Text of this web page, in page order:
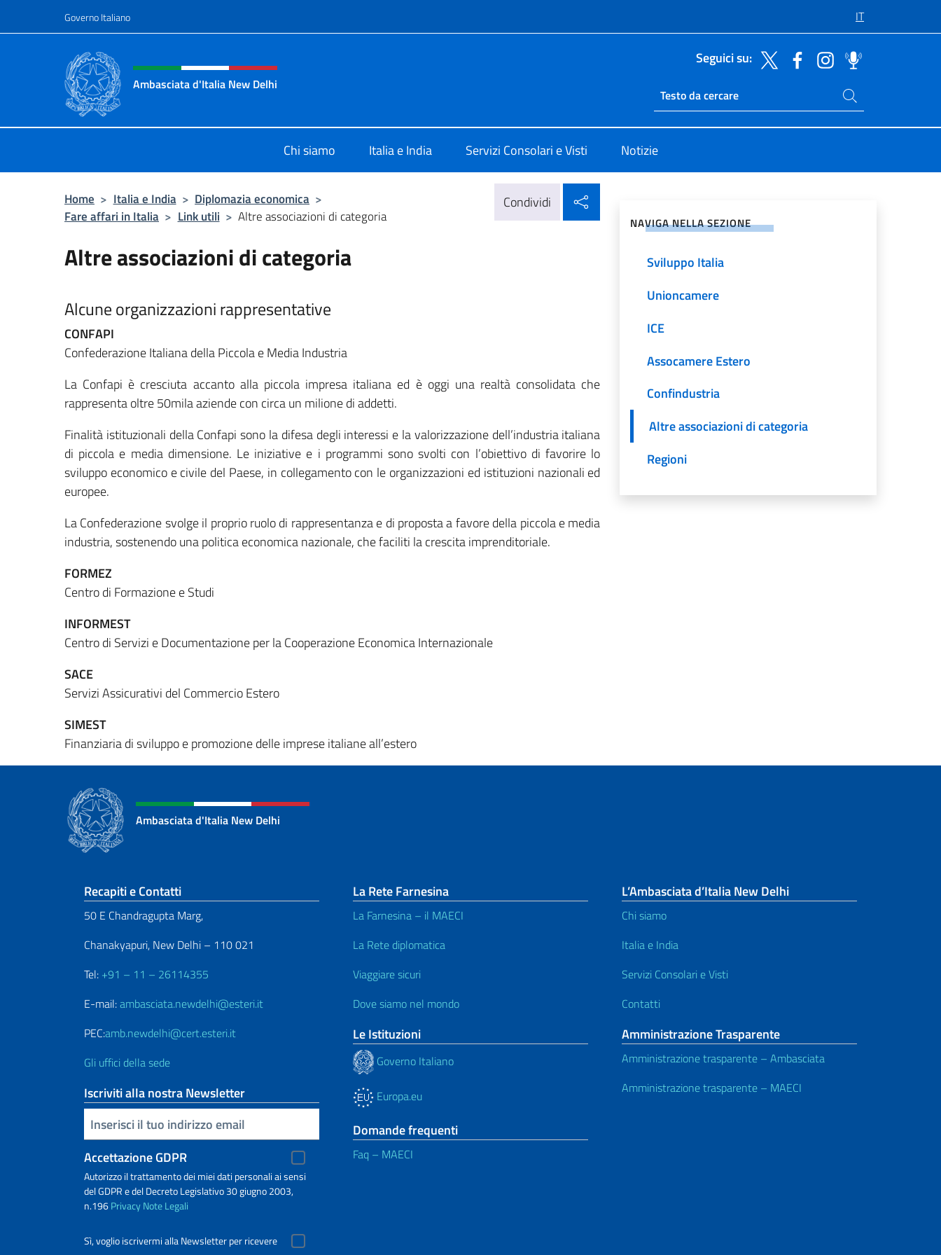
Governo Italiano IT
Intestazione sito, social e menù
Ambasciata d'Italia New Delhi
Seguici su:
Ricerca sito live
Cerca nel sito
Chi siamo Italia e India Servizi Consolari e Visti Notizie
Home > Italia e India > Diplomazia economica >
Fare affari in Italia > Link utili > Altre associazioni di categoria
Condividi
Altre associazioni di categoria
Alcune organizzazioni rappresentative
CONFAPI
Confederazione Italiana della Piccola e Media Industria
La Confapi è cresciuta accanto alla piccola impresa italiana ed è oggi una realtà consolidata che
rappresenta oltre 50mila aziende con circa un milione di addetti.
Finalità istituzionali della Confapi sono la difesa degli interessi e la valorizzazione dell’industria italiana
di piccola e media dimensione. Le iniziative e i programmi sono svolti con l’obiettivo di favorire lo
sviluppo economico e civile del Paese, in collegamento con le organizzazioni ed istituzioni nazionali ed
europee.
La Confederazione svolge il proprio ruolo di rappresentanza e di proposta a favore della piccola e media
industria, sostenendo una politica economica nazionale, che faciliti la crescita imprenditoriale.
FORMEZ
Centro di Formazione e Studi
INFORMEST
Centro di Servizi e Documentazione per la Cooperazione Economica Internazionale
SACE
Servizi Assicurativi del Commercio Estero
SIMEST
Finanziaria di sviluppo e promozione delle imprese italiane all’estero
NAVIGA NELLA SEZIONE
Sviluppo Italia
Unioncamere
ICE
Assocamere Estero
Confindustria
Altre associazioni di categoria
Regioni
Ambasciata d'Italia New Delhi
Sezione footer
Recapiti e Contatti
50 E Chandragupta Marg,
Chanakyapuri, New Delhi – 110 021
Tel: +91 – 11 – 26114355
E-mail:ambasciata.newdelhi@esteri.it
PEC:amb.newdelhi@cert.esteri.it
Gli uffici della sede
Iscriviti alla nostra Newsletter
Inserisci la tua email
Accettazione GDPR
Autorizzo il trattamento dei miei dati personali ai sensi
del GDPR e del Decreto Legislativo 30 giugno 2003,
n.196PrivacyNote Legali
Sì, voglio iscrivermi alla Newsletter per ricevere
La Rete Farnesina
La Farnesina – il MAECI
La Rete diplomatica
Viaggiare sicuri
Dove siamo nel mondo
Le Istituzioni
Governo Italiano
Europa.eu
Domande frequenti
Faq – MAECI
L’Ambasciata d’Italia New Delhi
Chi siamo
Italia e India
Servizi Consolari e Visti
Contatti
Amministrazione Trasparente
Amministrazione trasparente – Ambasciata
Amministrazione trasparente – MAECI